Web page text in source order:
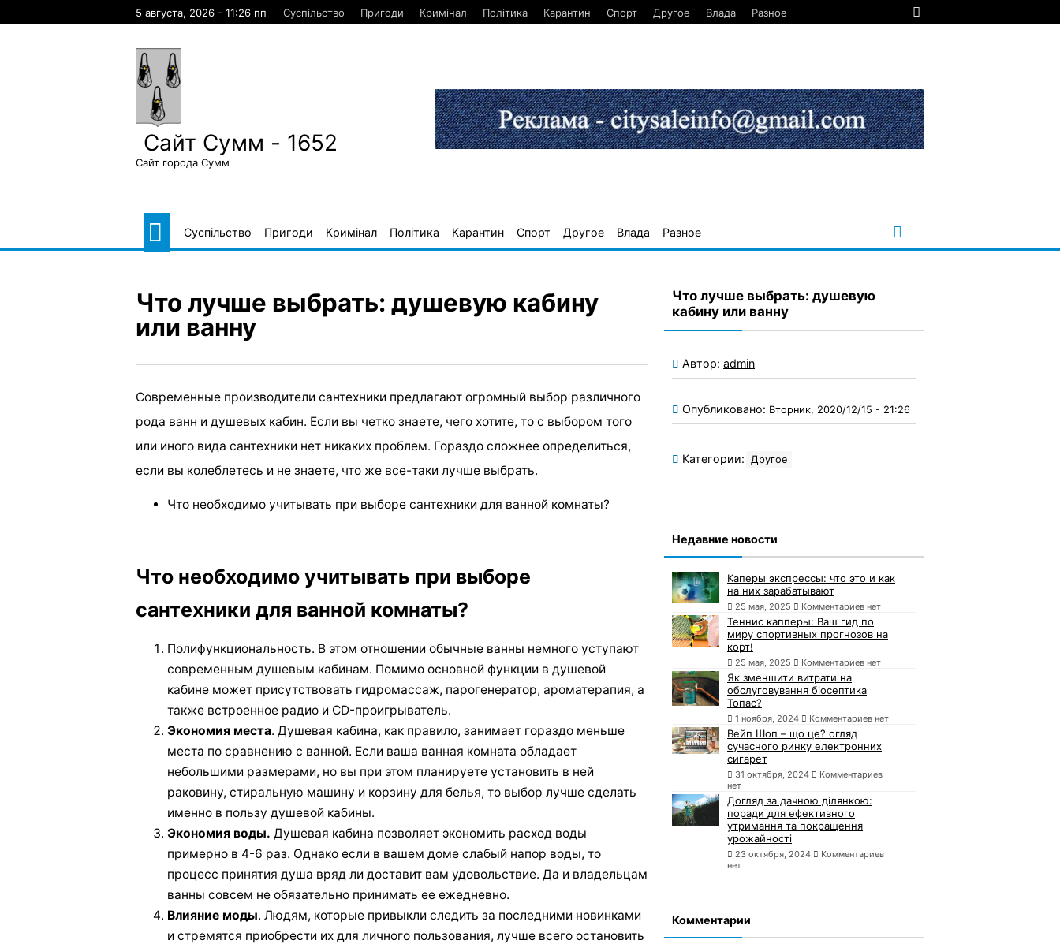
5 августа, 2026 - 11:26 пп Суспільство Пригоди Кримінал Політика Карантин Спорт Другое Влада Разное
Сайт Сумм - 1652
Сайт города Сумм
Суспільство Пригоди Кримінал Політика Карантин Спорт Другое Влада Разное
Что лучше выбрать: душевую кабину
или ванну
Современные производители сантехники предлагают огромный выбор различного
рода ванн и душевых кабин. Если вы четко знаете, чего хотите, то с выбором того
или иного вида сантехники нет никаких проблем. Гораздо сложнее определиться,
если вы колеблетесь и не знаете, что же все-таки лучше выбрать.
Что необходимо учитывать при выборе сантехники для ванной комнаты?
Что необходимо учитывать при выборе
сантехники для ванной комнаты?
Полифункциональность. В этом отношении обычные ванны немного уступают
современным душевым кабинам. Помимо основной функции в душевой
кабине может присутствовать гидромассаж, парогенератор, ароматерапия, а
также встроенное радио и CD-проигрыватель.
Экономия места. Душевая кабина, как правило, занимает гораздо меньше
места по сравнению с ванной. Если ваша ванная комната обладает
небольшими размерами, но вы при этом планируете установить в ней
раковину, стиральную машину и корзину для белья, то выбор лучше сделать
именно в пользу душевой кабины.
Экономия воды. Душевая кабина позволяет экономить расход воды
примерно в 4-6 раз. Однако если в вашем доме слабый напор воды, то
процесс принятия душа вряд ли доставит вам удовольствие. Да и владельцам
ванны совсем не обязательно принимать ее ежедневно.
Влияние моды. Людям, которые привыкли следить за последними новинками
и стремятся приобрести их для личного пользования, лучше всего остановить
Что лучше выбрать: душевую
кабину или ванну
Автор: admin
Опубликовано: Вторник, 2020/12/15 - 21:26
Категории: Другое
Недавние новости
Каперы экспрессы: что это и как
на них зарабатывают
25 мая, 2025 Комментариев нет
Теннис капперы: Ваш гид по
миру спортивных прогнозов на
корт!
25 мая, 2025 Комментариев нет
Як зменшити витрати на
обслуговування біосептика
Топас?
1 ноября, 2024 Комментариев нет
Вейп Шоп – що це? огляд
сучасного ринку електронних
сигарет
31 октября, 2024
Комментариев
нет
Догляд за дачною ділянкою:
поради для ефективного
утримання та покращення
урожайності
23 октября, 2024
Комментариев
нет
Комментарии